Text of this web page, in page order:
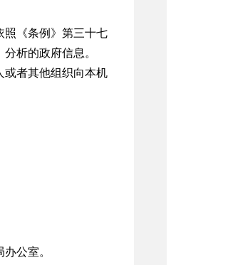
照《条例》第三十七
析的政府信息。
或者其他组织向本机
公室。